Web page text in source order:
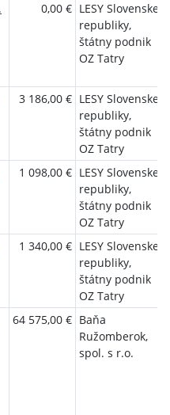
0,00 € LESY Slovenskej
republiky,
štátny podnik
OZ Tatry
3 186,00 € LESY Slovenskej
republiky,
štátny podnik
OZ Tatry
1 098,00 € LESY Slovenskej
republiky,
štátny podnik
OZ Tatry
1 340,00 € LESY Slovenskej
republiky,
štátny podnik
OZ Tatry
64 575,00 € Baňa
Ružomberok,
spol. s r.o.